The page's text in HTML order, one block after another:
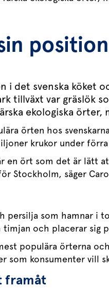
i det svenska köket
tillväxt var gräslök
ekologiska
örten hos
krukor under
en ört som det är lätt
Stockholm, säger
som hamnar i
och placerar sig
populära örterna
konsumenter vill
framåt